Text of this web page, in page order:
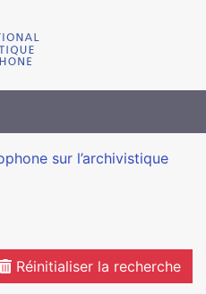
sur l’archivistique
Réinitialiser la recherche